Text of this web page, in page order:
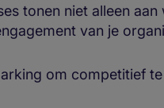
tonen niet alleen
van je
om competitief